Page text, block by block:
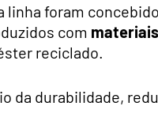
foram
com
reciclado.
da durabilidade,